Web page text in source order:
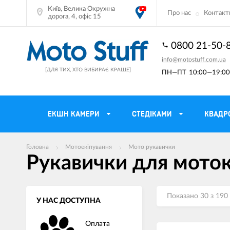
Київ, Велика Окружна
дорога, 4, офіс 15
Про нас
[ДЛЯ ТИХ, ХТО ВИБИРАЄ КРАЩЕ] ПН—ПТ
0800 21-50-
info@motostuff.com.ua
ЕКШН КАМЕРИ CТЕДІКАМИ
Моторюкзаки та
Мото GPS
Головна Мотоекіпування Мото рукавички
Рукавички для
У НАС ДОСТУПНА
Оплата
Показано 30 з 190